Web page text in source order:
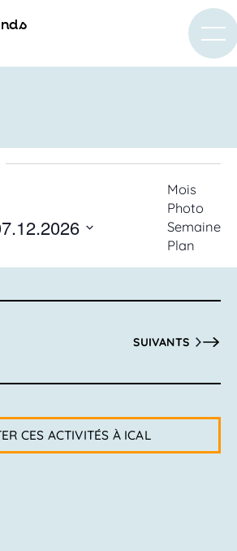
et
de
Mois
Photo
Semaine
Plan
ACTIVITÉS
SUIVANTS
CES ACTIVITÉS À ICAL